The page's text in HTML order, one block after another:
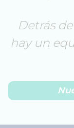
Detrás
hay un